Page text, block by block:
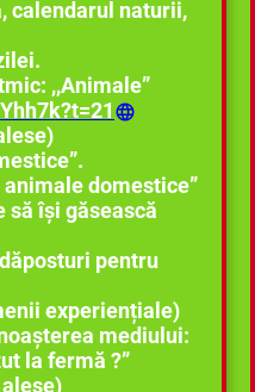
calendarul naturii,
,,Animale”
domestice”
să își găsească
pentru
experiențiale)
mediului:
la fermă ?”